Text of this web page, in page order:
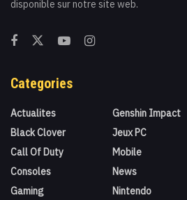
disponible sur notre site web.
Categories
Actualites
Black Clover
Call Of Duty
Consoles
Gaming
Genshin Impact
Jeux PC
Mobile
News
Nintendo